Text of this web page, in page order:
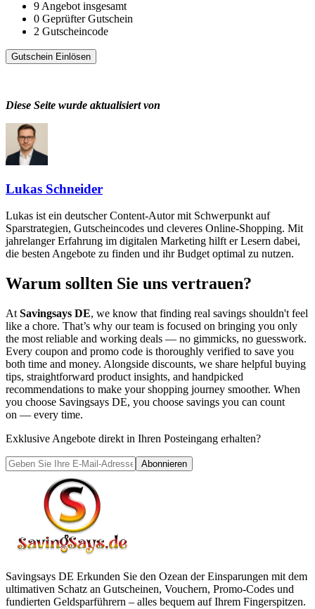
9 Angebot insgesamt
0 Geprüfter Gutschein
2 Gutscheincode
Gutschein Einlösen
Diese Seite wurde aktualisiert von
Lukas Schneider
Lukas ist ein deutscher Content-Autor mit Schwerpunkt auf
Sparstrategien, Gutscheincodes und cleveres Online-Shopping. Mit
jahrelanger Erfahrung im digitalen Marketing hilft er Lesern dabei,
die besten Angebote zu finden und ihr Budget optimal zu nutzen.
Warum sollten Sie uns vertrauen?
At Savingsays DE, we know that finding real savings shouldn't feel
like a chore. That’s why our team is focused on bringing you only
the most reliable and working deals — no gimmicks, no guesswork.
Every coupon and promo code is thoroughly verified to save you
both time and money. Alongside discounts, we share helpful buying
tips, straightforward product insights, and handpicked
recommendations to make your shopping journey smoother. When
you choose Savingsays DE, you choose savings you can count
on — every time.
Exklusive Angebote direkt in Ihren Posteingang erhalten?
Abonnieren
Savingsays DE Erkunden Sie den Ozean der Einsparungen mit dem
ultimativen Schatz an Gutscheinen, Vouchern, Promo-Codes und
fundierten Geldsparführern – alles bequem auf Ihrem Fingerspitzen.